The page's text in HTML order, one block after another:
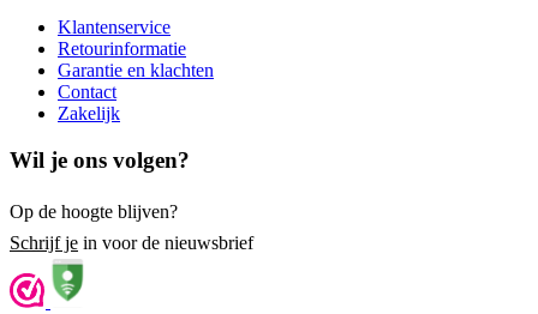
Klantenservice
Retourinformatie
Garantie en klachten
Contact
Zakelijk
Wil je ons volgen?
Op de hoogte blijven?
Schrijf je in voor de nieuwsbrief